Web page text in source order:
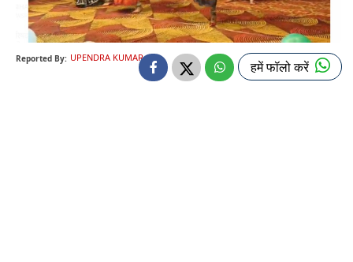
Reported By: UPENDRA KUMAR
हमें फॉलो करें